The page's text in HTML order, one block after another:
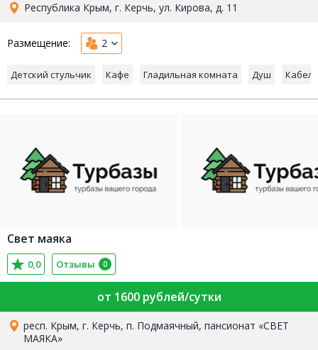
Республика Крым, г. Керчь, ул. Кирова, д. 11
Размещение: 2
Детский стульчик Кафе Гладильная комната Душ
Свет маяка
0,0 Отзывы 0
от 1600 рублей/сутки
респ. Крым, г. Керчь, п. Подмаячный, пансионат «СВЕТ
МАЯКА»